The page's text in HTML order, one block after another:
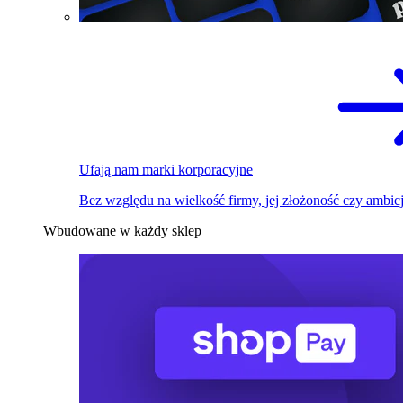
Ufają nam marki korporacyjne
Bez względu na wielkość firmy, jej złożoność czy
Wbudowane w każdy sklep